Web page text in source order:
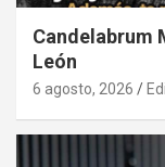
Candelabrum
León
6 agosto, 2026